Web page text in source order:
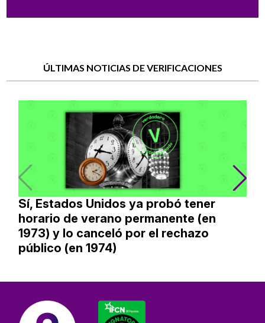
ÚLTIMAS NOTICIAS DE VERIFICACIONES
Sí, Estados Unidos ya probó tener
horario de verano permanente (en
1973) y lo canceló por el rechazo
público (en 1974)